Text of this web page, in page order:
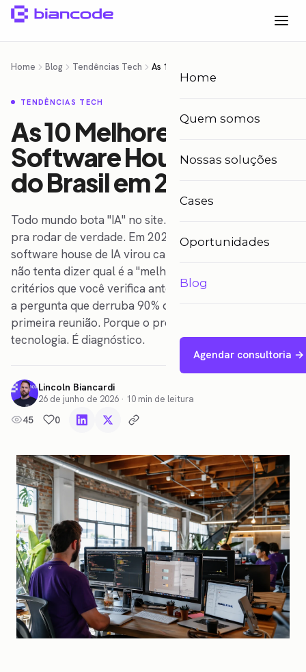
Home
Quem somos
Nossas soluções
Cases
Oportunidades
Blog
Agendar consultoria →
Home Blog Tendências Tech
TENDÊNCIAS TECH
As 10 Melhores
Software Houses de IA
do Brasil em 2026
Todo mundo bota "IA" no site. Quase ninguém bota IA
pra rodar de verdade. Em 2026, escolher uma
software house de IA virou campo minado. Esse guia
não tenta dizer qual é a "melhor". Te dá o filtro: os 6
critérios que você verifica antes de assinar contrato, e
a pergunta que derruba 90% dos fornecedores na
primeira reunião. Porque o problema nunca foi
tecnologia. É diagnóstico.
Lincoln Biancardi
26 de junho de 2026 · 10 min de leitura
45 0